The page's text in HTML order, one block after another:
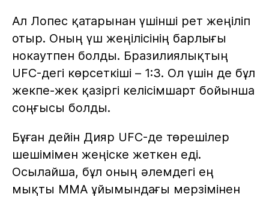
Ал Лопес қатарынан үшінші рет жеңіліп
отыр. Оның үш жеңілісінің барлығы
нокаутпен болды. Бразилиялықтың
UFC-дегі көрсеткіші – 1:3. Ол үшін де бұл
жекпе-жек қазіргі келісімшарт бойынша
соңғысы болды.
Бұған дейін Дияр UFC-де төрешілер
шешімімен жеңіске жеткен еді.
Осылайша, бұл оның әлемдегі ең
мықты ММА ұйымындағы мерзімінен